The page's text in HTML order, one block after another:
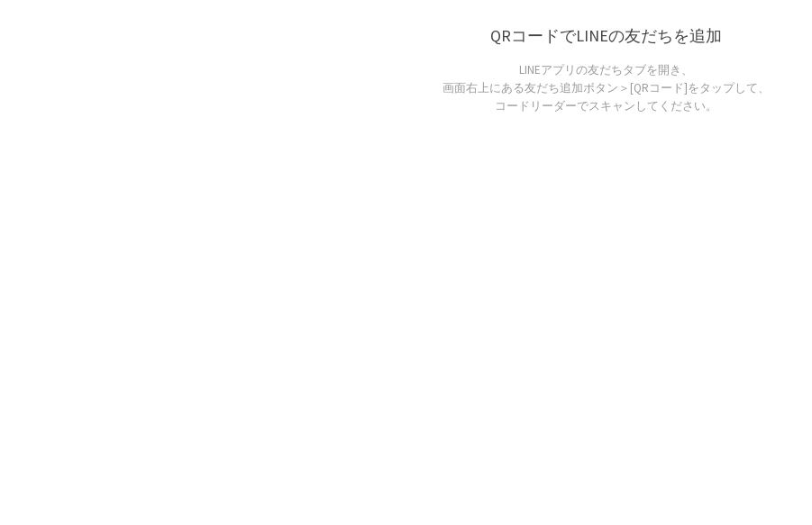
QRコードでLINEの友だちを追加
LINEアプリの友だちタブを開き、
画面右上にある友だち追加ボタン＞[QRコード]をタップして、
コードリーダーでスキャンしてください。